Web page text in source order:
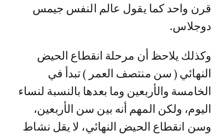
قرن واحد كما يقول عالم النفس جيمس
دوجلاس.
وكذلك يلاحظ أن مرحلة انقطاع الحيض
النهائي ( سن منتصف العمر ) تبدأ في
الخامسة والأربعين وما بعدها بالنسبة لنساء
اليوم، ولكن المهم أنه بين سن الأربعين،
وسن انقطاع الحيض النهائي، لا يقل نشاط